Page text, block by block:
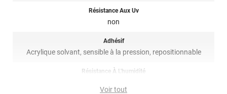
traitement céramique
tutos et vidéos explicatives !
Résistance Aux Uv
non
Adhésif
Acrylique solvant, sensible à la pression, repositionnable
Résistance À L'humidité
Voir tout